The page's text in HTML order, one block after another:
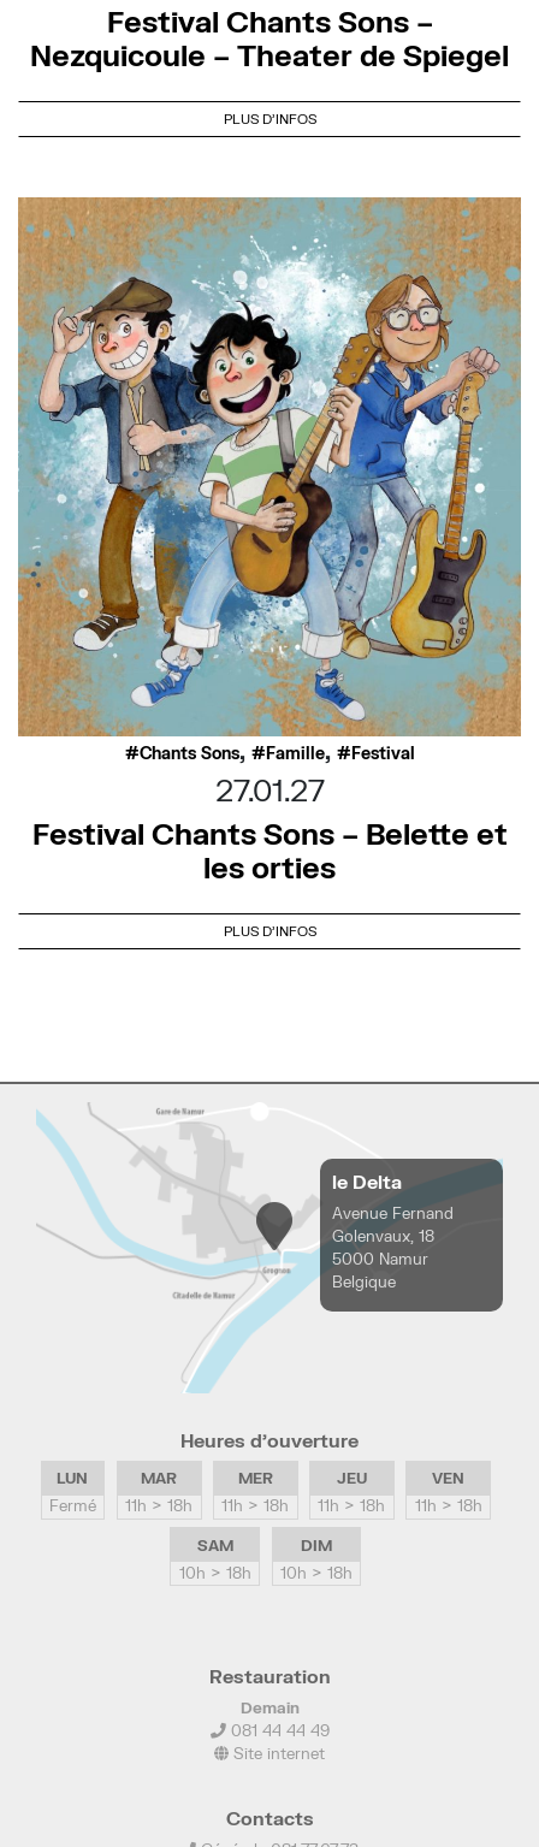
Festival Chants Sons –
Nezquicoule – Theater de Spiegel
PLUS D'INFOS
Chants Sons, Famille, Festival
27.01.27
Festival Chants Sons – Belette et
les orties
PLUS D'INFOS
le Delta
Avenue Fernand
Golenvaux, 18
5000 Namur
Belgique
Heures d’ouverture
LUN
Fermé
MAR
11h > 18h
MER
11h > 18h
JEU
11h > 18h
VEN
11h > 18h
SAM
10h > 18h
DIM
10h > 18h
Restauration
Demain
081 44 44 49
Site internet
Contacts